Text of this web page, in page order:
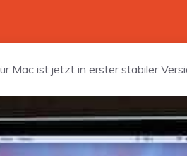
Mac ist jetzt in erster stabiler